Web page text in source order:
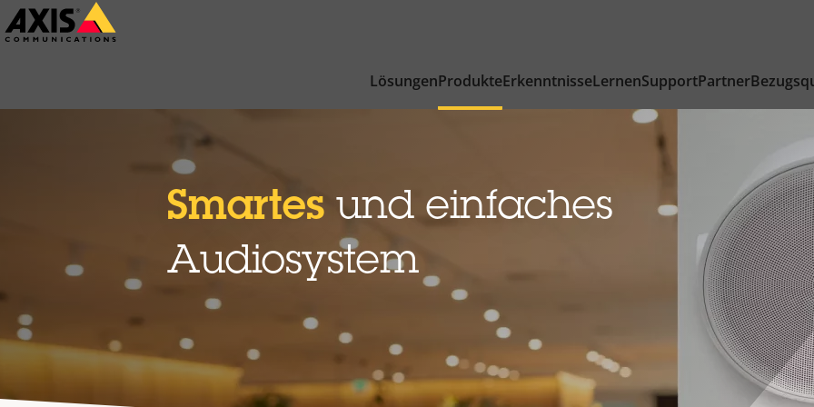
Zum
Hauptinhalt
LösungenProdukteErkenntnisseLernenSupportPartner
Smartes und einfaches
Audiosystem